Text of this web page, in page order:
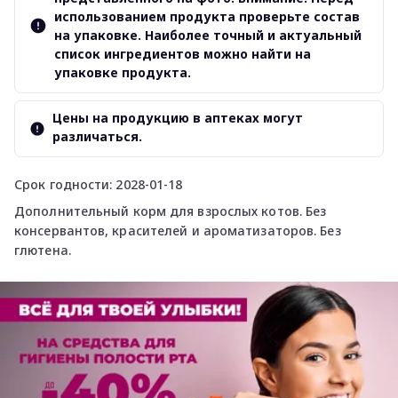
Срок годности: 2028-01-18
Дополнительный корм для взрослых котов. Без
консервантов, красителей и ароматизаторов. Без
глютена.
использованием продукта проверьте состав
на упаковке. Наиболее точный и актуальный
список ингредиентов можно найти на
упаковке продукта.
Цены на продукцию в аптеках могут
различаться.